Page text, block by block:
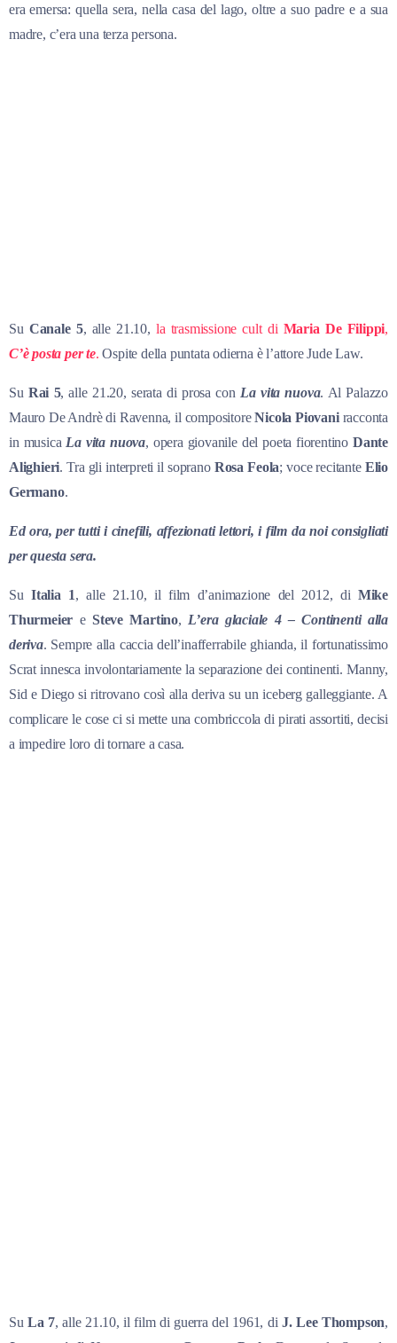
era emersa: quella sera, nella casa del lago, oltre a suo padre e a sua
madre, c’era una terza persona.
Su Canale 5, alle 21.10, la trasmissione cult di Maria De Filippi,
C’è posta per te. Ospite della puntata odierna è l’attore Jude Law.
Su Rai 5, alle 21.20, serata di prosa con La vita nuova. Al Palazzo
Mauro De Andrè di Ravenna, il compositoreNicola Piovaniracconta
in musica La vita nuova, opera giovanile del poeta fiorentinoDante
Alighieri. Tra gli interpreti il soprano Rosa Feola; voce recitante Elio
Germano.
Ed ora, per tutti i cinefili, affezionati lettori, i film da noi consigliati
per questa sera.
Su Italia 1, alle 21.10, il film d’animazione del 2012, di Mike
Thurmeier e Steve Martino, L’era glaciale 4 – Continenti alla
deriva. Sempre alla caccia dell’inafferrabile ghianda, il fortunatissimo
Scrat innesca involontariamente la separazione dei continenti. Manny,
Sid e Diego si ritrovano così alla deriva su un iceberg galleggiante. A
complicare le cose ci si mette una combriccola di pirati assortiti, decisi
a impedire loro di tornare a casa.
SuLa 7, alle 21.10, il film di guerra del 1961, di J. Lee Thompson,